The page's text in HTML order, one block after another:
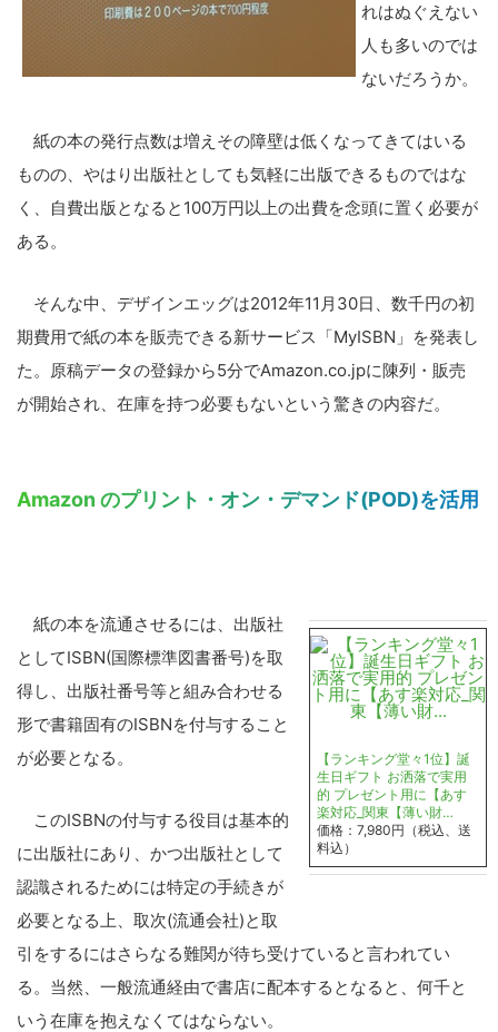
れはぬぐえない
人も多いのでは
ないだろうか。
紙の本の発行点数は増えその障壁は低くなってきてはいる
ものの、やはり出版社としても気軽に出版できるものではな
く、自費出版となると100万円以上の出費を念頭に置く必要が
ある。
そんな中、デザインエッグは2012年11月30日、数千円の初
期費用で紙の本を販売できる新サービス「MyISBN」を発表し
た。原稿データの登録から5分でAmazon.co.jpに陳列・販売
が開始され、在庫を持つ必要もないという驚きの内容だ。
Amazon のプリント・オン・デマンド(POD)を活用
【ランキング堂々1位】誕
生日ギフト お洒落で実用
的 プレゼント用に【あす
楽対応_関東【薄い財…
価格：7,980円（税込、送
料込）
紙の本を流通させるには、出版社
としてISBN(国際標準図書番号)を取
得し、出版社番号等と組み合わせる
形で書籍固有のISBNを付与すること
が必要となる。
このISBNの付与する役目は基本的
に出版社にあり、かつ出版社として
認識されるためには特定の手続きが
必要となる上、取次(流通会社)と取
引をするにはさらなる難関が待ち受けていると言われてい
る。当然、一般流通経由で書店に配本するとなると、何千と
いう在庫を抱えなくてはならない。